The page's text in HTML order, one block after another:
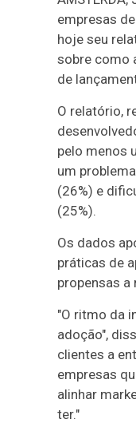
empresas
hoje seu
sobre como
de
O relatório,
pelo menos
um
(26%) e
(25%).
Os dados
práticas de
propensas
"O ritmo da
adoção",
clientes a
empresas
alinhar
ter."